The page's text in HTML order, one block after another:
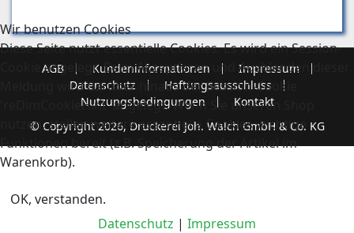
AGB Kundeninformationen
Impressum
Datenschutz
Haftungsausschluss
Nutzungsbedingungen
Kontakt
© Copyright 2026, Druckerei Joh. Walch GmbH & Co. KG
Wir benutzen Cookies
Diese Seite nutzt essentielle Cookies. Es wird ein Session-
Cookie angelegt. Beim Akzeptieren und Ausblenden dieser
Meldung wird darüber hinaus der Session-Cookie
'reDimCookieHint' angelegt. Wenn Sie unseren Shop
nutzen, stellen weitere essentielle Cookies wichtige
Funktionen bereit (z.B. Speicherung der Artikel im
Warenkorb).
OK, verstanden.
Datenschutz | Impressum